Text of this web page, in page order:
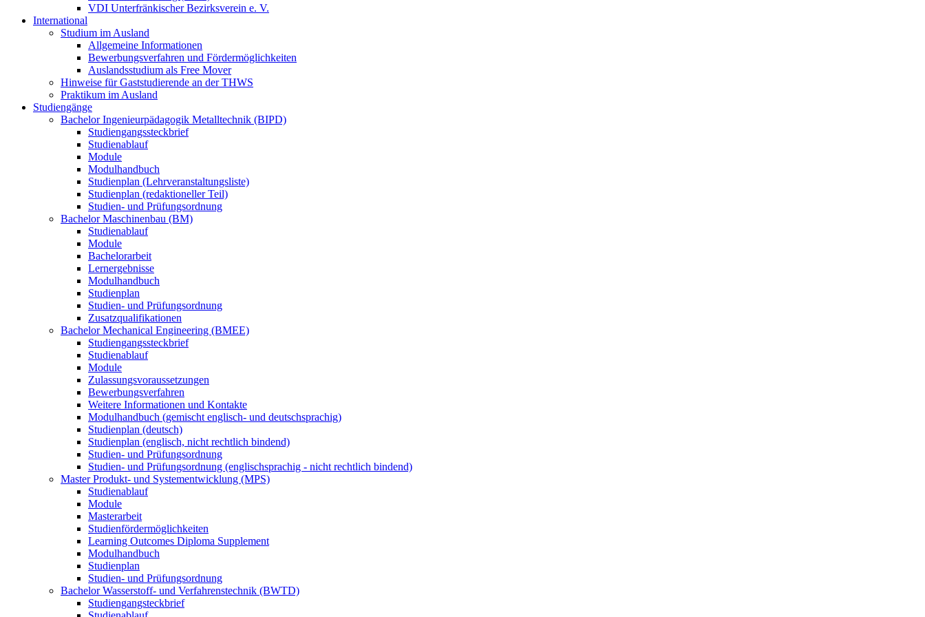
VDI Unterfränkischer Bezirksverein e. V.
International
Studium im Ausland
Allgemeine Informationen
Bewerbungsverfahren und Fördermöglichkeiten
Auslandsstudium als Free Mover
Hinweise für Gaststudierende an der THWS
Praktikum im Ausland
Studiengänge
Bachelor Ingenieurpädagogik Metalltechnik (BIPD)
Studiengangssteckbrief
Studienablauf
Module
Modulhandbuch
Studienplan (Lehrveranstaltungsliste)
Studienplan (redaktioneller Teil)
Studien- und Prüfungsordnung
Bachelor Maschinenbau (BM)
Studienablauf
Module
Bachelorarbeit
Lernergebnisse
Modulhandbuch
Studienplan
Studien- und Prüfungsordnung
Zusatzqualifikationen
Bachelor Mechanical Engineering (BMEE)
Studiengangssteckbrief
Studienablauf
Module
Zulassungsvoraussetzungen
Bewerbungsverfahren
Weitere Informationen und Kontakte
Modulhandbuch (gemischt englisch- und deutschsprachig)
Studienplan (deutsch)
Studienplan (englisch, nicht rechtlich bindend)
Studien- und Prüfungsordnung
Studien- und Prüfungsordnung (englischsprachig - nicht rechtlich bindend)
Master Produkt- und Systementwicklung (MPS)
Studienablauf
Module
Masterarbeit
Studienfördermöglichkeiten
Learning Outcomes Diploma Supplement
Modulhandbuch
Studienplan
Studien- und Prüfungsordnung
Bachelor Wasserstoff- und Verfahrenstechnik (BWTD)
Studiengangsteckbrief